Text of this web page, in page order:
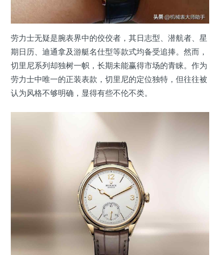
劳力士无疑是腕表界中的佼佼者，其日志型、潜航者、星
期日历、迪通拿及游艇名仕型等款式均备受追捧。然而，
切里尼系列却独树一帜，长期未能赢得市场的青睐。作为
劳力士中唯一的正装表款，切里尼的定位独特，但往往被
认为风格不够明确，显得有些不伦不类。